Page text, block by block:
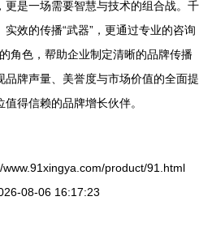
更是一场需要智慧与技术的组合战。千
效的传播“武器”，更通过专业的咨询
角色，帮助企业制定清晰的品牌传播
牌声量、美誉度与市场价值的全面提
得信赖的品牌增长伙伴。
product/91.html
08-06 16:17:23